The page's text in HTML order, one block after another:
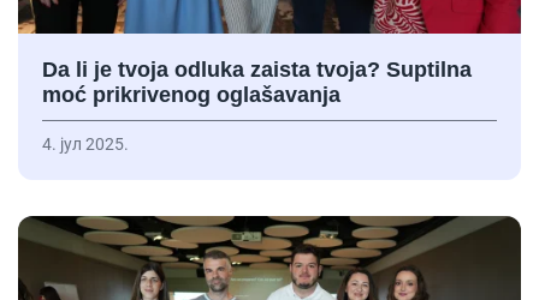
Da li je tvoja odluka zaista tvoja? Suptilna
moć prikrivenog oglašavanja
4. јул 2025.